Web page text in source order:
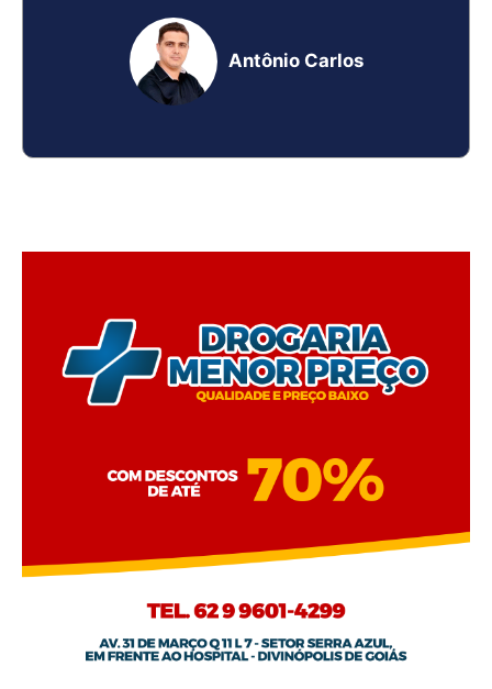
Antônio Carlos